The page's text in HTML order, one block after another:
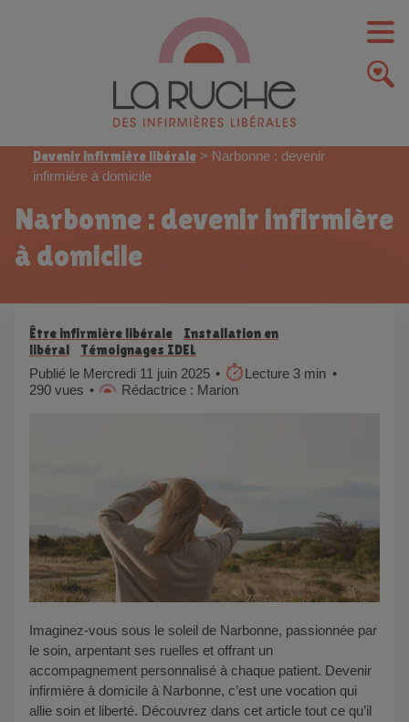
Devenir infirmière libérale > Narbonne : devenir
infirmière à domicile
Narbonne : devenir infirmière
à domicile
Être infirmière libérale
Installation en
libéral
Témoignages IDEL
Publié le Mercredi 11 juin 2025
Lecture 3 min
290 vues
Rédactrice : Marion
le soin, arpentant ses ruelles et offrant un
accompagnement personnalisé à chaque patient. Devenir
infirmière à domicile à Narbonne, c’est une vocation qui
allie soin et liberté. Découvrez dans cet article tout ce qu’il